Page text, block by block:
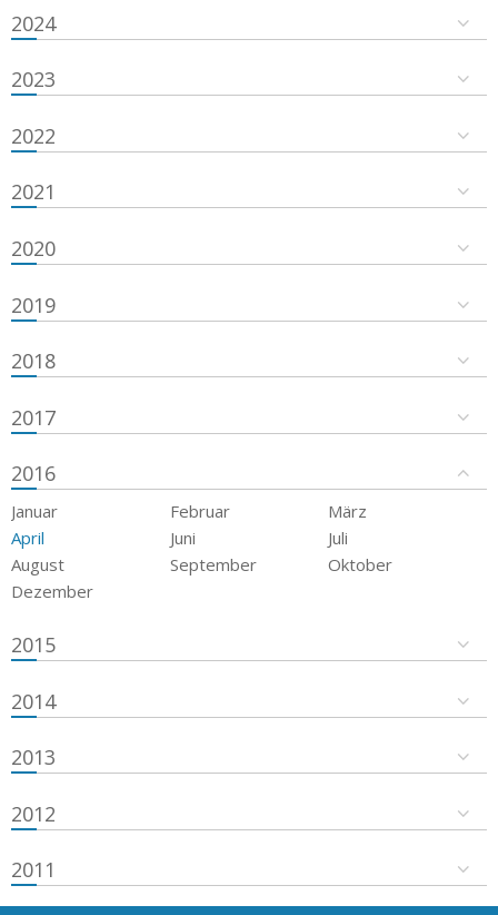
2024
2023
2022
2021
2020
2019
2018
2017
2016
Januar Februar
März
April
Juni
Juli
August
September
Oktober
Dezember
2015
2014
2013
2012
2011